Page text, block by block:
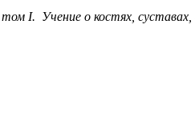
том I. Учение о костях,